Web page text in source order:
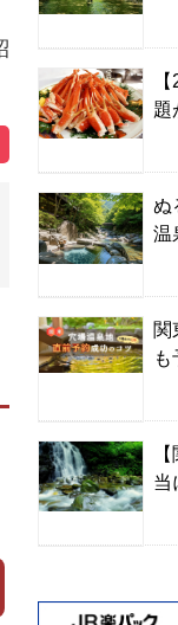
題
ぬ
温
関
当